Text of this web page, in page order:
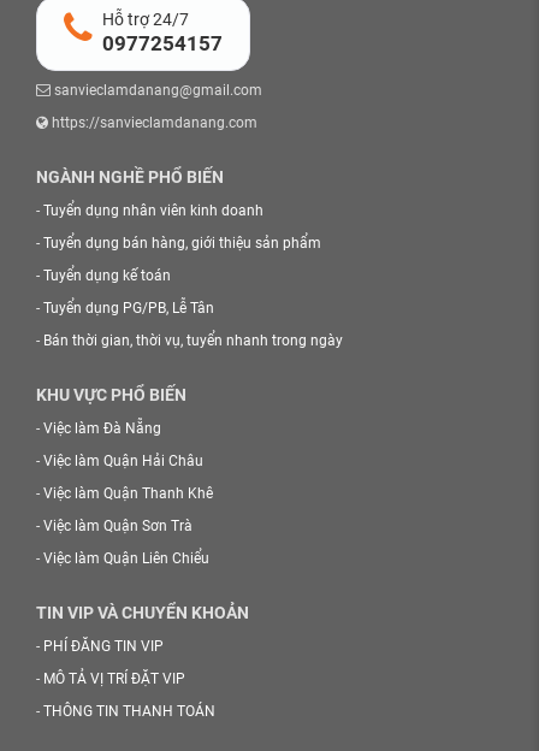
Hỗ trợ 24/7
0977254157
sanvieclamdanang@gmail.com
https://sanvieclamdanang.com
NGÀNH NGHỀ PHỔ BIẾN
- Tuyển dụng nhân viên kinh doanh
- Tuyển dụng bán hàng, giới thiệu sản phẩm
- Tuyển dụng kế toán
- Tuyển dụng PG/PB, Lễ Tân
- Bán thời gian, thời vụ, tuyển nhanh trong ngày
KHU VỰC PHỔ BIẾN
- Việc làm Đà Nẵng
- Việc làm Quận Hải Châu
- Việc làm Quận Thanh Khê
- Việc làm Quận Sơn Trà
- Việc làm Quận Liên Chiểu
TIN VIP VÀ CHUYỂN KHOẢN
- PHÍ ĐĂNG TIN VIP
- MÔ TẢ VỊ TRÍ ĐẶT VIP
- THÔNG TIN THANH TOÁN